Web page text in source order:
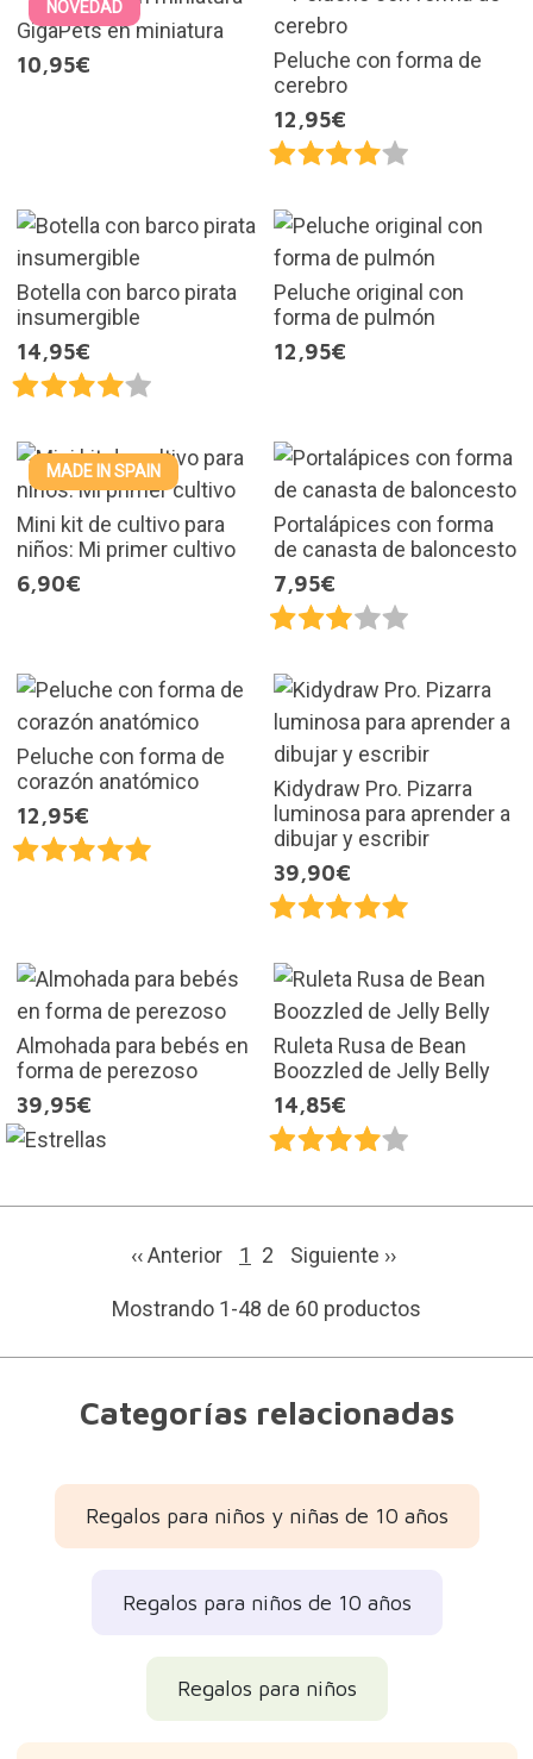
NOVEDAD
GigaPets en miniatura
10,95€
Peluche con forma de
cerebro
12,95€
Botella con barco pirata
insumergible
14,95€
Peluche original con
forma de pulmón
12,95€
MADE IN SPAIN
Mini kit de cultivo para
niños: Mi primer cultivo
6,90€
Portalápices con forma
de canasta de baloncesto
7,95€
Peluche con forma de
corazón anatómico
12,95€
Kidydraw Pro. Pizarra
luminosa para aprender a
dibujar y escribir
39,90€
Almohada para bebés en
forma de perezoso
39,95€
Ruleta Rusa de Bean
Boozzled de Jelly Belly
14,85€
‹‹ Anterior 1 2 Siguiente ››
Mostrando 1-48 de 60 productos
Categorías relacionadas
Regalos para niños y niñas de 10 años
Regalos para niños de 10 años
Regalos para niños